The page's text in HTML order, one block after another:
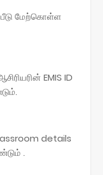
மேற்கொள்ள
EMIS ID
details
.